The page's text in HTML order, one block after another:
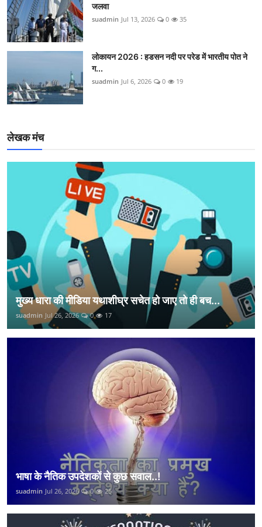
जलवा
suadmin Jul 13, 2026 0 35
लोकायन 2026 : हडसन नदी पर परेड में भारतीय पोत ने
ग...
suadmin Jul 6, 2026 0 19
लेखक मंच
मुख्य धारा की मीडिया यथाशीघ्र सचेत हो जाए तो ही बच...
suadmin Jul 26, 2026 0 17
भाषा के नैतिक उपदेशकों से कुछ सवाल..!
suadmin Jul 26, 2026 0 25